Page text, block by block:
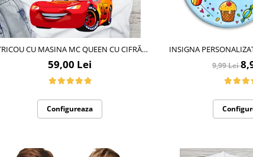
CU MASINA MC QUEEN CU CIFRĂ
ANIVERSARĂ OFFICIAL| CADOU
PERSONALIZAT E-CADOU
59,00 Lei
Configureaza
INSIGNA PERSONALIZATA ZIUA
9,99 Lei